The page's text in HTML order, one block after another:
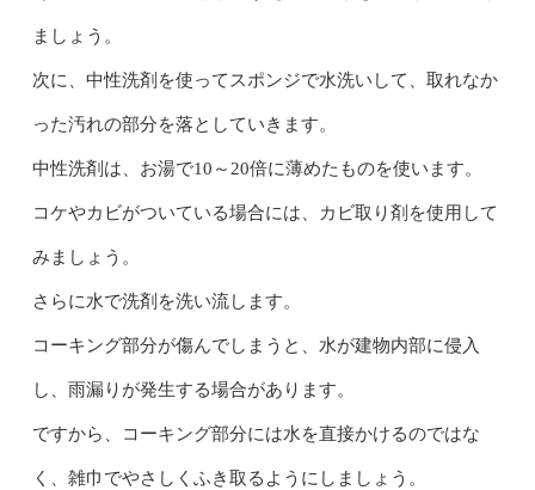
ましょう。
次に、中性洗剤を使ってスポンジで水洗いして、取れなか
った汚れの部分を落としていきます。
中性洗剤は、お湯で10～20倍に薄めたものを使います。
コケやカビがついている場合には、カビ取り剤を使用して
みましょう。
さらに水で洗剤を洗い流します。
コーキング部分が傷んでしまうと、水が建物内部に侵入
し、雨漏りが発生する場合があります。
ですから、コーキング部分には水を直接かけるのではな
く、雑巾でやさしくふき取るようにしましょう。